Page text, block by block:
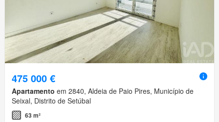
475 000 €
Apartamento em 2840, Aldeia de Paio Pires, Município de
Seixal, Distrito de Setúbal
63 m²